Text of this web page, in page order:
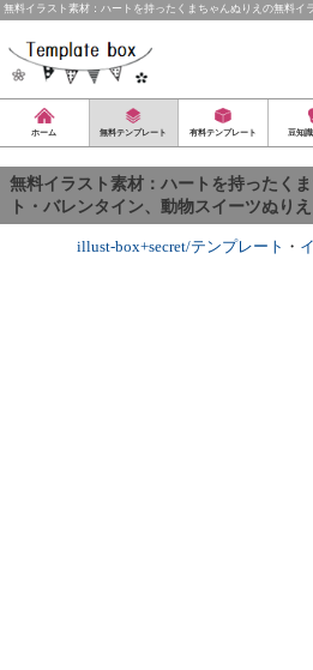
無料イラスト素材：ハートを持ったくまちゃんぬりえの無料イ
ホーム 無料テンプレート 有料テンプレート 豆知
無料イラスト素材：ハートを持ったく
ト・バレンタイン、動物スイーツぬりえ
illust-box+secret/テンプレート ・